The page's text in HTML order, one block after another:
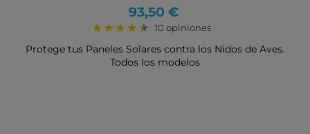
Precio
93,50 €
10 opiniones
Protege tus Paneles Solares contra los Nidos de Aves.
Todos los modelos